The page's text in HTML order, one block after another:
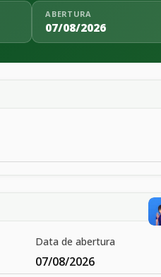
ABERTURA
07/08/2026
Data de abertura
07/08/2026